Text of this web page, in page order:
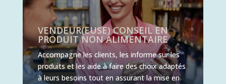
VENDEUR(EUSE) CONSEIL EN
PRODUIT NON ALIMENTAIRE
Accompagne les clients, les informe sur les
produits et les aide à faire des choix adaptés
à leurs besoins tout en assurant la mise en